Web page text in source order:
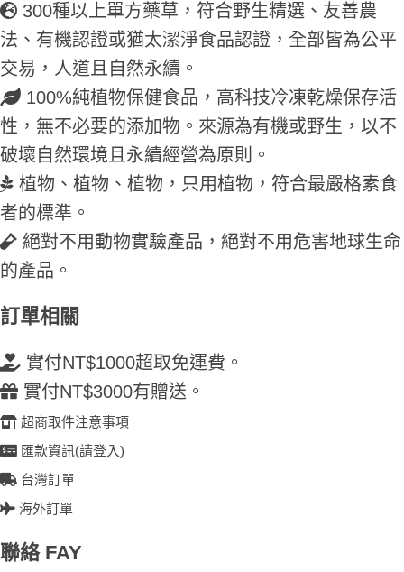
300種以上單方藥草，符合野生精選、友善農
法、有機認證或猶太潔淨食品認證，全部皆為公平
交易，人道且自然永續。
100%純植物保健食品，高科技冷凍乾燥保存活
性，無不必要的添加物。來源為有機或野生，以不
破壞自然環境且永續經營為原則。
植物、植物、植物，只用植物，符合最嚴格素食
者的標準。
絕對不用動物實驗產品，絕對不用危害地球生命
的產品。
訂單相關
實付NT$1000超取免運費。
實付NT$3000有贈送。
超商取件注意事項
匯款資訊(請登入)
台灣訂單
海外訂單
聯絡 FAY